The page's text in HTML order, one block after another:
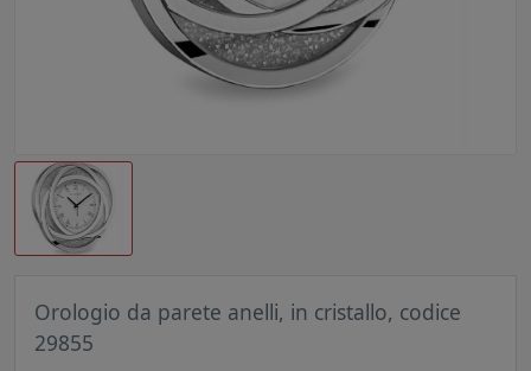
Orologio da parete anelli, in cristallo, codice
29855